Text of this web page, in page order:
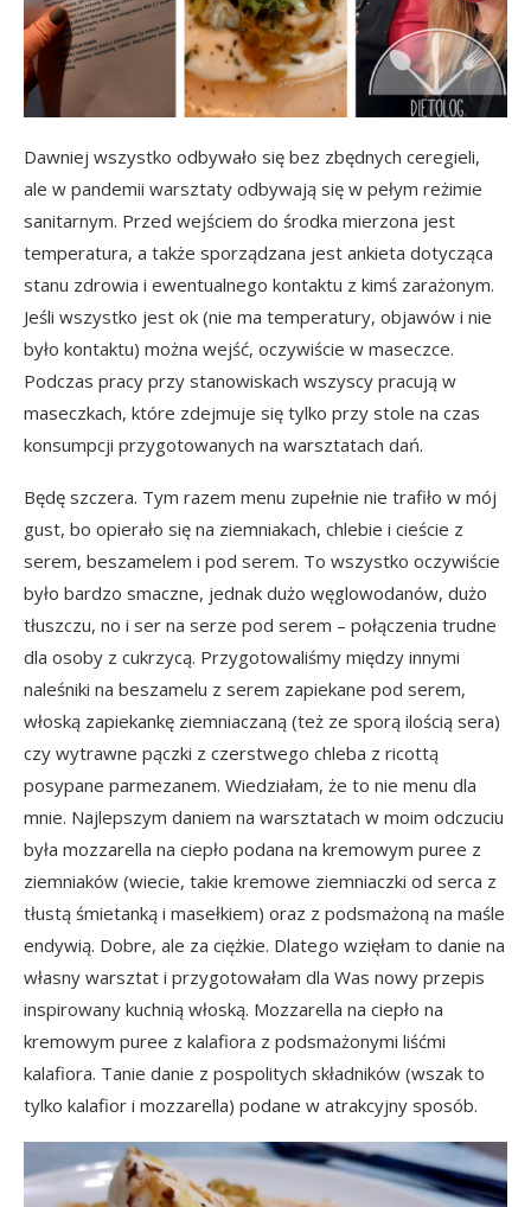
Dawniej wszystko odbywało się bez zbędnych ceregieli,
ale w pandemii warsztaty odbywają się w pełym reżimie
sanitarnym. Przed wejściem do środka mierzona jest
temperatura, a także sporządzana jest ankieta dotycząca
stanu zdrowia i ewentualnego kontaktu z kimś zarażonym.
Jeśli wszystko jest ok (nie ma temperatury, objawów i nie
było kontaktu) można wejść, oczywiście w maseczce.
Podczas pracy przy stanowiskach wszyscy pracują w
maseczkach, które zdejmuje się tylko przy stole na czas
konsumpcji przygotowanych na warsztatach dań.
Będę szczera. Tym razem menu zupełnie nie trafiło w mój
gust, bo opierało się na ziemniakach, chlebie i cieście z
serem, beszamelem i pod serem. To wszystko oczywiście
było bardzo smaczne, jednak dużo węglowodanów, dużo
tłuszczu, no i ser na serze pod serem – połączenia trudne
dla osoby z cukrzycą. Przygotowaliśmy między innymi
naleśniki na beszamelu z serem zapiekane pod serem,
włoską zapiekankę ziemniaczaną (też ze sporą ilością sera)
czy wytrawne pączki z czerstwego chleba z ricottą
posypane parmezanem. Wiedziałam, że to nie menu dla
mnie. Najlepszym daniem na warsztatach w moim odczuciu
była mozzarella na ciepło podana na kremowym puree z
ziemniaków (wiecie, takie kremowe ziemniaczki od serca z
tłustą śmietanką i masełkiem) oraz z podsmażoną na maśle
endywią. Dobre, ale za ciężkie. Dlatego wzięłam to danie na
własny warsztat i przygotowałam dla Was nowy przepis
inspirowany kuchnią włoską. Mozzarella na ciepło na
kremowym puree z kalafiora z podsmażonymi liśćmi
kalafiora. Tanie danie z pospolitych składników (wszak to
tylko kalafior i mozzarella) podane w atrakcyjny sposób.